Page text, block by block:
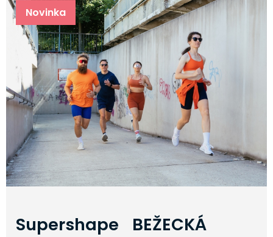
Novinka
Supershape BEŽECKÁ